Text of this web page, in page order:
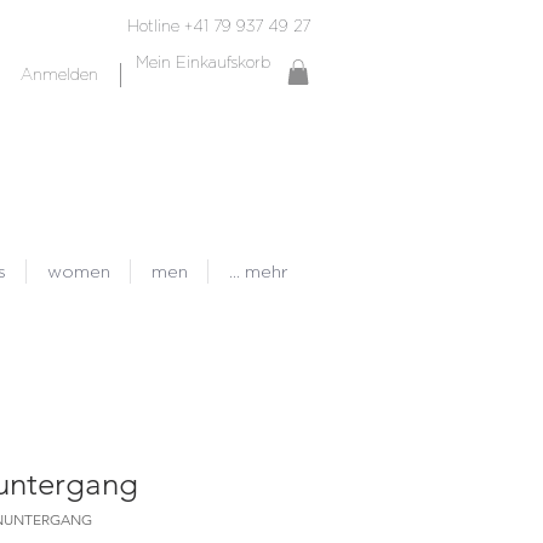
Hotline +41 79 937 49 27
Mein Einkaufskorb
Anmelden
women men ... mehr